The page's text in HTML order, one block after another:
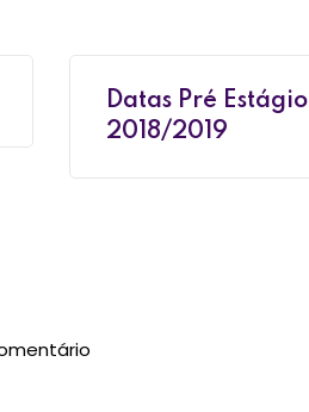
Datas Pré Estágio
2018/2019